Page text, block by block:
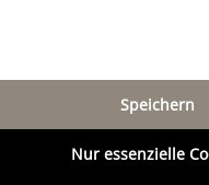
Speichern
Nur essenzielle